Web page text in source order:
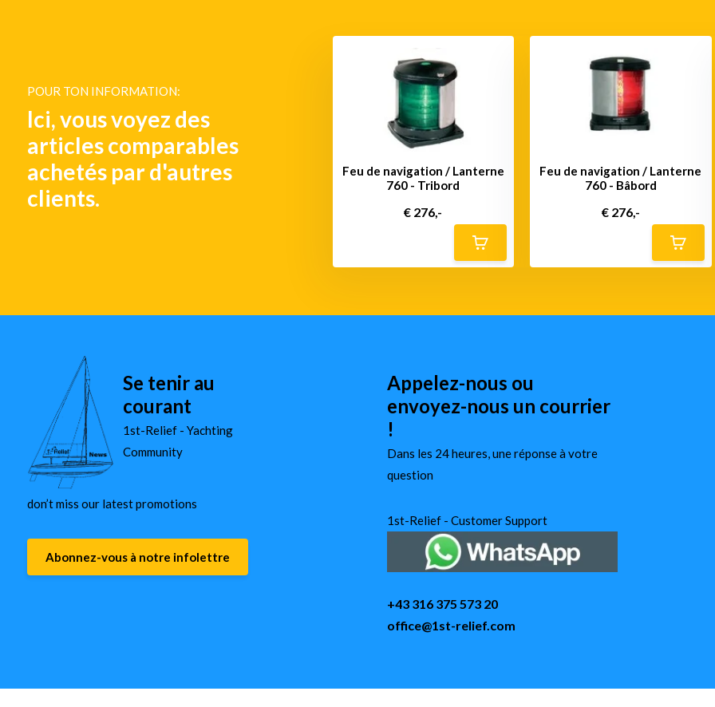
POUR TON INFORMATION:
Ici, vous voyez des
articles comparables
achetés par d'autres
clients.
jaune
€ 270,-
Feu de navigation / Lanterne
760 - Tribord
€ 276,-
Feu de navigation / Lanterne
760 - Bâbord
€ 276,-
Se tenir au
courant
1st-Relief - Yachting
Community
don’t miss our latest promotions
Abonnez-vous à notre infolettre
Appelez-nous ou
envoyez-nous un courrier
!
Dans les 24 heures, une réponse à votre
question
1st-Relief - Customer Support
+43 316 375 573 20
office@1st-relief.com